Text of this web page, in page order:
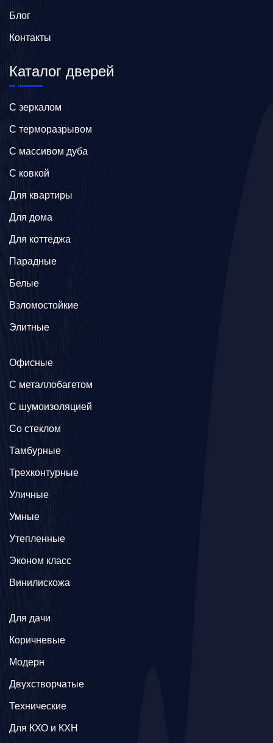
Блог
Контакты
Каталог дверей
C зеркалом
C терморазрывом
C массивом дуба
C ковкой
Для квартиры
Для дома
Для коттеджа
Парадные
Белые
Взломостойкие
Элитные
Офисные
C металлобагетом
С шумоизоляцией
Со стеклом
Тамбурные
Трехконтурные
Уличные
Умные
Утепленные
Эконом класс
Винилискожа
Для дачи
Коричневые
Модерн
Двухстворчатые
Технические
Для КХО и КХН